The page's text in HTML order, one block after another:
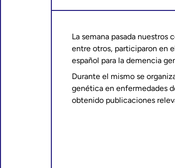
La semana pasada nuestros
entre otros, participaron en
español para la demencia
Durante el mismo se
genética en enfermedades
obtenido publicaciones